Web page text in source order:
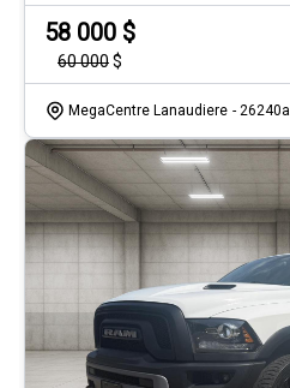
58 000 $
60 000$
MegaCentre Lanaudiere - 26240a